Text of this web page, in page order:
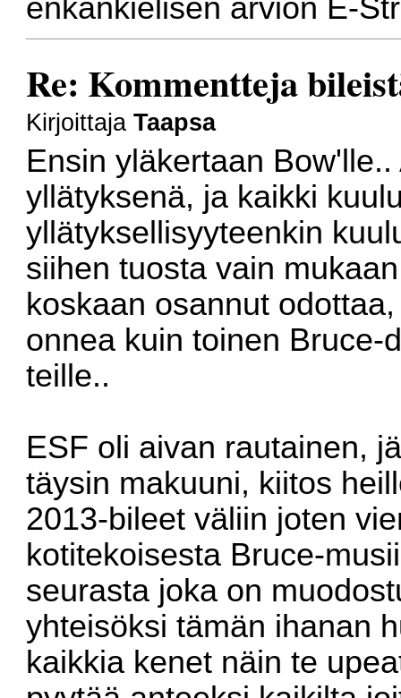
enkankielisen arvion E-
Re: Kommentteja
KirjoittajaTaapsa
Ensin yläkertaan
yllätyksenä, ja kaikki
yllätyksellisyyteenkin
siihen tuosta vain
koskaan osannut
onnea kuin toinen Bruce-
teille..
ESF oli aivan rautainen,
täysin makuuni, kiitos
2013-bileet väliin joten
kotitekoisesta Bruce-
seurasta joka on
yhteisöksi tämän ihanan
kaikkia kenet näin te